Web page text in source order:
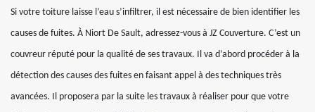
Si votre toiture laisse l’eau s’infiltrer, il est nécessaire de bien identifier les
causes de fuites. À Niort De Sault, adressez-vous à JZ Couverture. C’est un
couvreur réputé pour la qualité de ses travaux. Il va d’abord procéder à la
détection des causes des fuites en faisant appel à des techniques très
avancées. Il proposera par la suite les travaux à réaliser pour que votre